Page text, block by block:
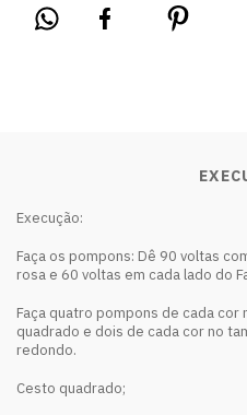
Execução:
Faça os pompons: Dê 90 voltas
rosa e 60 voltas em cada lado do
Faça quatro pompons de cada
quadrado e dois de cada cor no
redondo.
Cesto quadrado;